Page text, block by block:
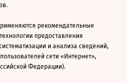
рекомендательные
предоставления
и анализа сведений,
сети «Интернет»,
Федерации).